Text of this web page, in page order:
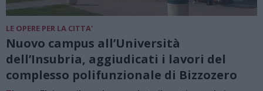
LE OPERE PER LA CITTA'
Nuovo campus all’Università
dell’Insubria, aggiudicati i lavori del
complesso polifunzionale di Bizzozero